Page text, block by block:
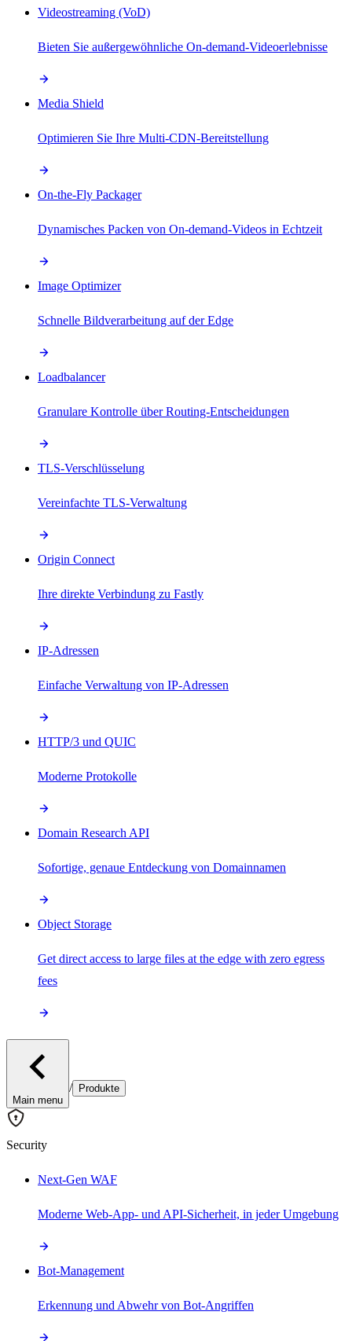
Videostreaming (VoD)
Bieten Sie außergewöhnliche On-demand-Videoerlebnisse
Media Shield
Optimieren Sie Ihre Multi-CDN-Bereitstellung
On-the-Fly Packager
Dynamisches Packen von On-demand-Videos in Echtzeit
Image Optimizer
Schnelle Bildverarbeitung auf der Edge
Loadbalancer
Granulare Kontrolle über Routing-Entscheidungen
TLS-Verschlüsselung
Vereinfachte TLS-Verwaltung
Origin Connect
Ihre direkte Verbindung zu Fastly
IP-Adressen
Einfache Verwaltung von IP-Adressen
HTTP/3 und QUIC
Moderne Protokolle
Domain Research API
Sofortige, genaue Entdeckung von Domainnamen
Object Storage
Get direct access to large files at the edge with zero egress
fees
Main menu
/ Produkte
Security
Next-Gen WAF
Moderne Web-App- und API-Sicherheit, in jeder Umgebung
Bot-Management
Erkennung und Abwehr von Bot-Angriffen